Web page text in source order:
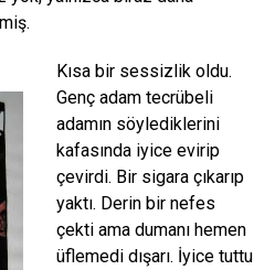
Kısa bir sessizlik oldu.
Genç adam tecrübeli
adamın söylediklerini
kafasında iyice evirip
çevirdi. Bir sigara çıkarıp
yaktı. Derin bir nefes
çekti ama dumanı hemen
üflemedi dışarı. İyice tuttu